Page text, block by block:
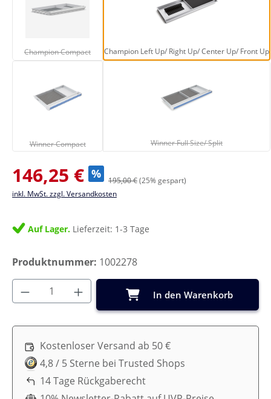
Champion Compact
(Diese Option ist zurzeit nicht verfügbar.)
Champion Left Up/ Right Up/ Center Up/ Front Up
Winner Compact
(Diese Option ist zurzeit nicht verfügbar.)
Winner Full Size/ Split
Verkaufspreis:
146,25 € % 195,00 €(25% gespart)
inkl. MwSt. zzgl. Versandkosten
Auf Lager. Lieferzeit: 1-3 Tage
Produktnummer: 1002278
Produkt Anzahl: Gib den gewünschten
In den Warenkorb
Kostenloser Versand ab 50 €
4,8 / 5 Sterne bei Trusted Shops
14 Tage Rückgaberecht